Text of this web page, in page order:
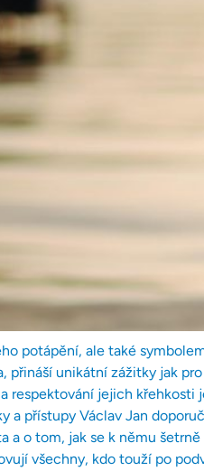
potápění, ale také
přináší unikátní zážitky jak
respektování jejich křehkosti
a přístupy Václav Jan
a o tom, jak se k němu
všechny, kdo touží po